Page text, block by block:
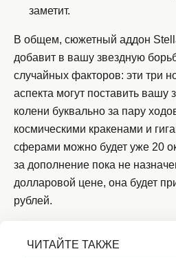
заметит.
В общем, сюжетный аддон
добавит в вашу звездную
случайных факторов: эти три
аспекта могут поставить
колени буквально за пару
космическими кракенами и
сферами можно будет уже 20
за дополнение пока не
долларовой цене, она будет
рублей.